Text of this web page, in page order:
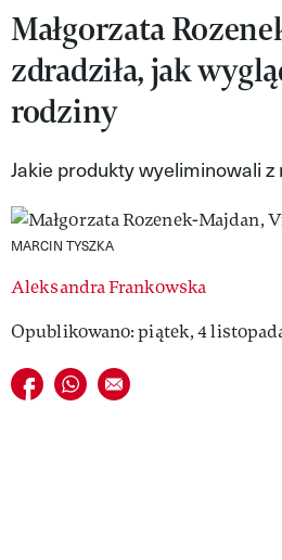
Nasze akcje
VIVA!ART
VIVA!MODA
VIVA!PEOPLE POWER
VIVA!ITAKA
MAGAZYN VIVA!
Małgorzata
zdradziła, jak
rodziny
Jakie produkty wyeliminowali z
MARCIN TYSZKA
Aleksandra Frankowska
Opublikowano: piątek, 4 listopada
Udostępnij na facebook
Udostępnij na whatsapp
E-mail do przyjaciela